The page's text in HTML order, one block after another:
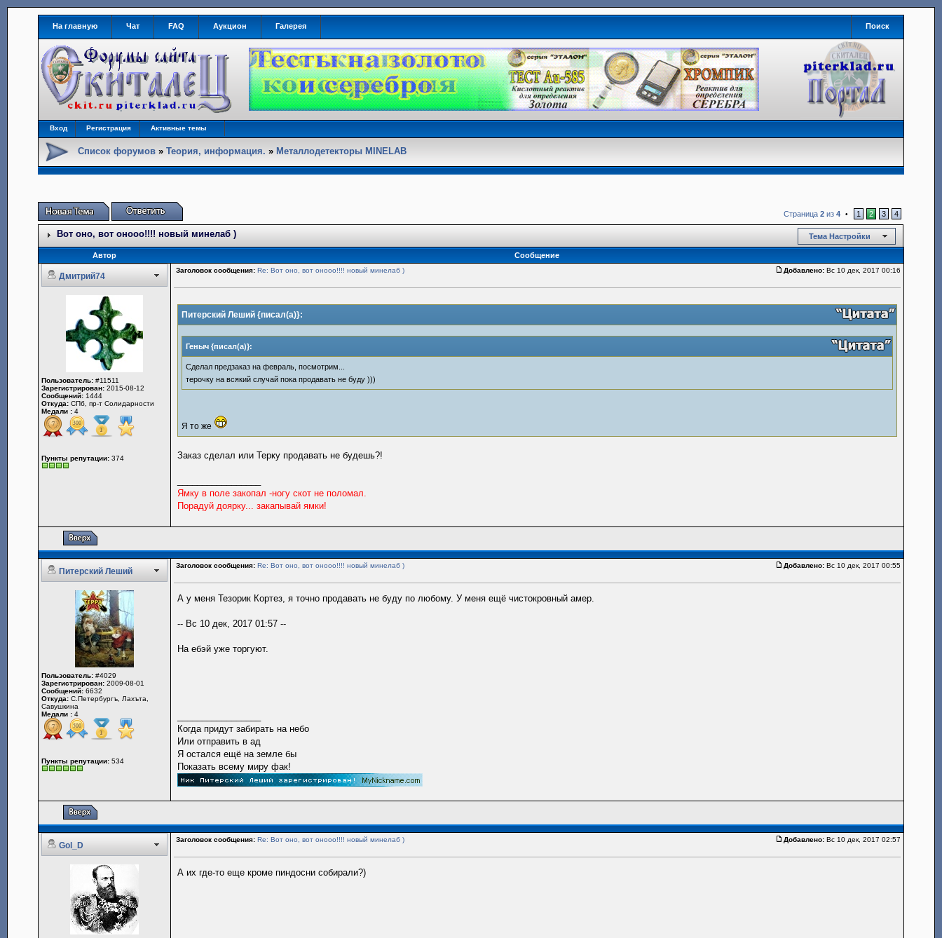
На главную Чат FAQ Аукцион Галерея Поиск
Вход Регистрация Активные темы
Список форумов» Теория, информация. » Металлодетекторы MINELAB
Страница 2из 4 • 1 2 3 4
Вот оно, вот онооо!!!! новый минелаб ) Тема Настройки
Автор Сообщение
Дмитрий74
Заголовок сообщения: Re: Вот оно, вот онооо!!!! новый минелаб ) Добавлено:Вс 10 дек, 2017 00:16
Пользователь:#11511
Зарегистрирован:2015-08-12
Сообщений:1444
Откуда:СПб, пр-т Солидарности
Медали :4
Пункты репутации:374
Питерский Леший {писал(а)}:
Геныч {писал(а)}:
Сделал предзаказ на февраль, посмотрим...
терочку на всякий случай пока продавать не буду )))
Я то же
Заказ сделал или Терку продавать не будешь?!
Ямку в поле закопал -ногу скот не поломал.
Порадуй доярку... закапывай ямки!
Питерский Леший
Заголовок сообщения: Re: Вот оно, вот онооо!!!! новый минелаб ) Добавлено:Вс 10 дек, 2017 00:55
Пользователь:#4029
Зарегистрирован:2009-08-01
Сообщений:6632
Откуда:С.Петербургъ, Лахъта,
Савушкина
Медали :4
Пункты репутации:534
А у меня Тезорик Кортез, я точно продавать не буду по любому. У меня ещё чистокровный амер.
-- Вс 10 дек, 2017 01:57 --
На ебэй уже торгуют.
Когда придут забирать на небо
Или отправить в ад
Я остался ещё на земле бы
Показать всему миру фак!
Gol_D
Заголовок сообщения: Re: Вот оно, вот онооо!!!! новый минелаб ) Добавлено:Вс 10 дек, 2017 02:57
А их где-то еще кроме пиндосни собирали?)